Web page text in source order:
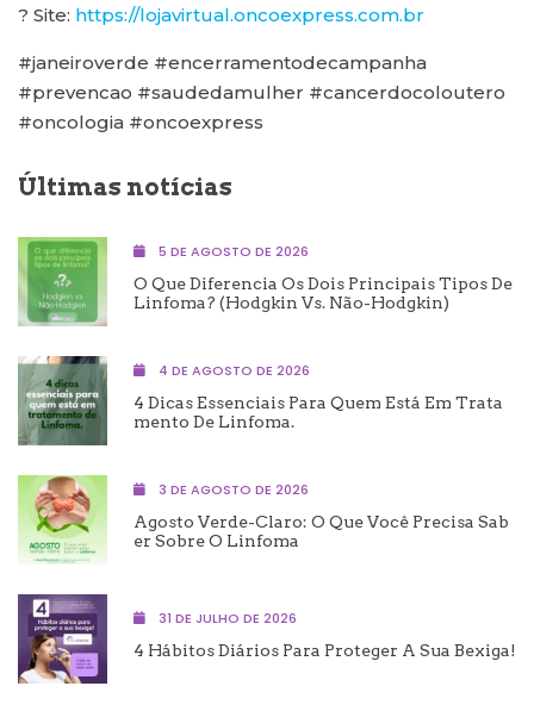
? Site: https://lojavirtual.oncoexpress.com.br
#janeiroverde #encerramentodecampanha
#prevencao #saudedamulher #cancerdocoloutero
#oncologia #oncoexpress
Últimas notícias
5 DE AGOSTO DE 2026
O Que Diferencia Os Dois Principais Tipos De
Linfoma? (Hodgkin Vs. Não-Hodgkin)
4 DE AGOSTO DE 2026
4 Dicas Essenciais Para Quem Está Em Trata
Mento De Linfoma.
3 DE AGOSTO DE 2026
Agosto Verde-Claro: O Que Você Precisa Sab
Er Sobre O Linfoma
31 DE JULHO DE 2026
4 Hábitos Diários Para Proteger A Sua Bexiga!